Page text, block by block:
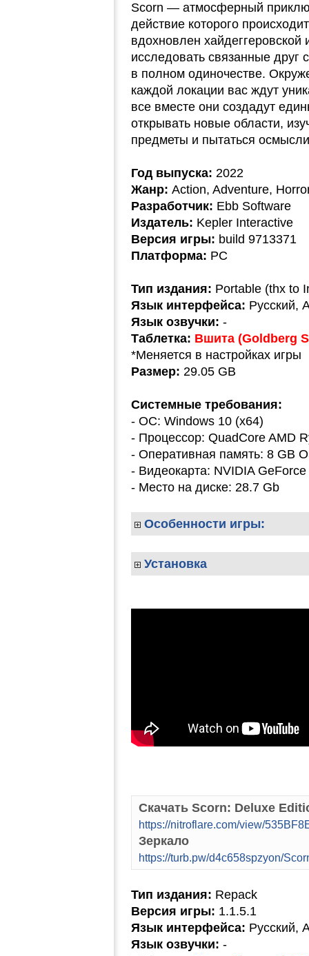
Scorn — атмосферный
действие которого
вдохновлен
исследовать связанные друг
в полном одиночестве.
каждой локации вас ждут
все вместе они создадут
открывать новые области,
предметы и пытаться
Год выпуска: 2022
Жанр: Action, Adventure,
Разработчик: Ebb Software
Издатель: Kepler Interactive
Версия игры: build 9713371
Платформа: PC
Тип издания: Portable (thx to
Язык интерфейса: Русский,
Язык озвучки: -
Таблетка: Вшита (Goldberg
*Меняется в настройках игры
Размер: 29.05 GB
Системные требования:
- ОС: Windows 10 (x64)
- Процессор: QuadCore AMD
- Оперативная память: 8 GB
- Видеокарта: NVIDIA
- Место на диске: 28.7 Gb
Особенности игры:
Установка
Скачать Scorn: Deluxe
https://nitroflare.com/view/
Зеркало
https://turb.pw/d4c658spzyon/
Тип издания: Repack
Версия игры: 1.1.5.1
Язык интерфейса: Русский,
Язык озвучки: -